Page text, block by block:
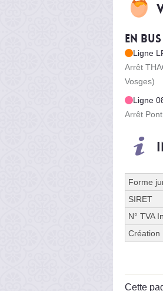
En bus
Ligne
Arrêt
Vosges)
Ligne
Arrêt
Forme
SIRET
N° TVA
Création
Cette